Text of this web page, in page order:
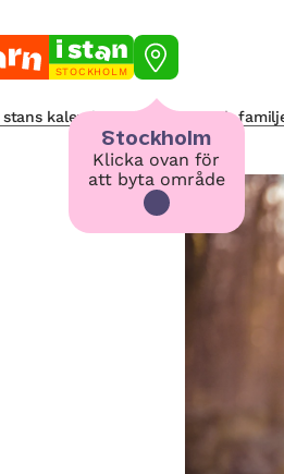
STOCKHOLM
Stockholm
Klicka ovan för
att byta område
stans kalendarium för barn och